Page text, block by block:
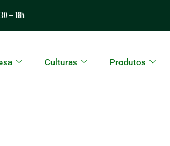
– 18h
Culturas Produtos